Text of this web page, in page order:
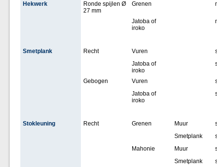
Hekwerk
Ronde spijlen Ø
27 mm
Grenen
Jatoba of
iroko
Smetplank Recht Vuren
Jatoba of
iroko
Gebogen Vuren
Jatoba of
iroko
Stokleuning Recht Grenen Muur
Smetplank
Mahonie
Muur
Smetplank